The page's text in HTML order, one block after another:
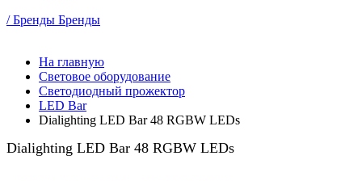
/ Бренды Бренды
На главную
Световое оборудование
Светодиодный прожектор
LED Bar
Dialighting LED Bar 48 RGBW LEDs
Dialighting LED Bar 48 RGBW LEDs